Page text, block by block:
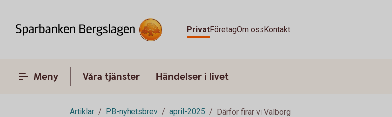
PrivatFöretagOm ossKontakt
Meny Våra tjänster Händelser i livet
Artiklar PB-nyhetsbrev april-2025 Därför firar vi Valborg